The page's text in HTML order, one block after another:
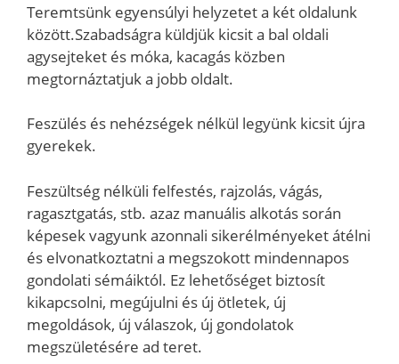
Teremtsünk egyensúlyi helyzetet a két oldalunk
között.Szabadságra küldjük kicsit a bal oldali
agysejteket és móka, kacagás közben
megtornáztatjuk a jobb oldalt.
Feszülés és nehézségek nélkül legyünk kicsit újra
gyerekek.
Feszültség nélküli felfestés, rajzolás, vágás,
ragasztgatás, stb. azaz manuális alkotás során
képesek vagyunk azonnali sikerélményeket átélni
és elvonatkoztatni a megszokott mindennapos
gondolati sémáiktól. Ez lehetőséget biztosít
kikapcsolni, megújulni és új ötletek, új
megoldások, új válaszok, új gondolatok
megszületésére ad teret.